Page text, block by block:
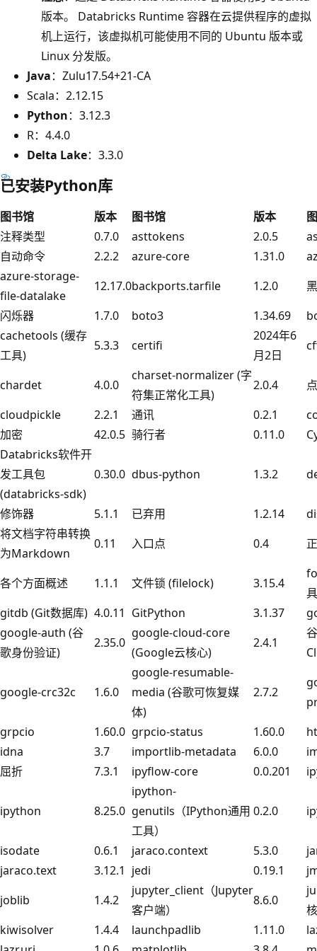
版本。 Databricks Runtime 容器在云提供程序的虚拟
机上运行，该虚拟机可能使用不同的 Ubuntu 版本或
Linux 分发版。
Java：Zulu17.54+21-CA
Scala：2.12.15
Python：3.12.3
R：4.4.0
Delta Lake：3.3.0
已安装Python库
图书馆 版本 图书馆 版本
注释类型
0.7.0 asttokens 2.0.5
自动命令
2.2.2 azure-core 1.31.0
azure-storage-
file-datalake
12.17.0backports.tarfile 1.2.0
闪烁器
1.7.0 boto3 1.34.69
cachetools (缓存
工具)
5.3.3 certifi
2024年6
月2日
chardet 4.0.0
charset-normalizer (字
符集正常化工具)
2.0.4
cloudpickle
2.2.1 通讯 0.2.1
加密
42.0.5 骑行者 0.11.0
Databricks软件开
发工具包
(databricks-sdk)
0.30.0 dbus-python 1.3.2
修饰器 5.1.1 已弃用 1.2.14
将文档字符串转换
为Markdown
0.11 入口点 0.4
各个方面概述 1.1.1 文件锁 (filelock) 3.15.4
gitdb (Git数据库) 4.0.11 GitPython 3.1.37
google-auth (谷
歌身份验证)
2.35.0
google-cloud-core
(Google云核心)
2.4.1
google-crc32c 1.6.0
google-resumable-
media (谷歌可恢复媒
体)
2.7.2
grpcio
1.60.0 grpcio-status 1.60.0
idna
3.7 importlib-metadata 6.0.0
屈折
7.3.1 ipyflow-core 0.0.201
ipython 8.25.0
ipython-
genutils（IPython通用
工具）
0.2.0
isodate 0.6.1 jaraco.context 5.3.0
jaraco.text
3.12.1 jedi 0.19.1
joblib
1.4.2
jupyter_client（Jupyter
客户端）
8.6.0
kiwisolver
1.4.4 launchpadlib 1.11.0